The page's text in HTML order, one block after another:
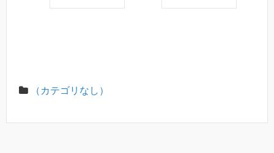
（カテゴリなし）